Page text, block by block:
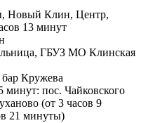
Новый Клин, Центр,
13 минут
ГБУЗ МО Клинская
Кружева
минут: пос. Чайковского
(от 3 часов 9
21 минуты)